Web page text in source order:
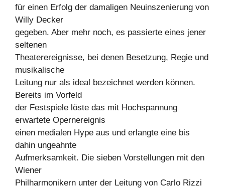
für einen Erfolg der damaligen Neuinszenierung von
Willy Decker
gegeben. Aber mehr noch, es passierte eines jener
seltenen
Theaterereignisse, bei denen Besetzung, Regie und
musikalische
Leitung nur als ideal bezeichnet werden können.
Bereits im Vorfeld
der Festspiele löste das mit Hochspannung
erwartete Opernereignis
einen medialen Hype aus und erlangte eine bis
dahin ungeahnte
Aufmerksamkeit. Die sieben Vorstellungen mit den
Wiener
Philharmonikern unter der Leitung von Carlo Rizzi